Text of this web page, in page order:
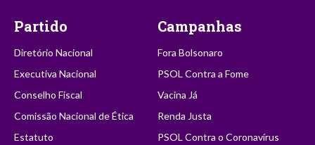
Partido
Diretório Nacional
Executiva Nacional
Conselho Fiscal
Comissão Nacional de Ética
Estatuto
Campanhas
Fora Bolsonaro
PSOL Contra a Fome
Vacina Já
Renda Justa
PSOL Contra o Coronavírus